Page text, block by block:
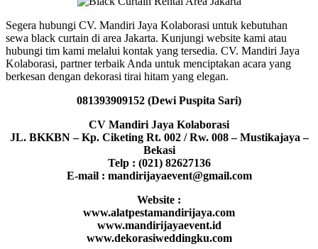
Segera hubungi CV. Mandiri Jaya Kolaborasi untuk kebutuhan
sewa black curtain di area Jakarta. Kunjungi website kami atau
hubungi tim kami melalui kontak yang tersedia. CV. Mandiri Jaya
Kolaborasi, partner terbaik Anda untuk menciptakan acara yang
berkesan dengan dekorasi tirai hitam yang elegan.
081393909152 (Dewi Puspita Sari)
CV Mandiri Jaya Kolaborasi
JL. BKKBN – Kp. Ciketing Rt. 002 / Rw. 008 – Mustikajaya –
Bekasi
Telp : (021) 82627136
E-mail : mandirijayaevent@gmail.com
Website :
www.alatpestamandirijaya.com
www.mandirijayaevent.id
www.dekorasiweddingku.com